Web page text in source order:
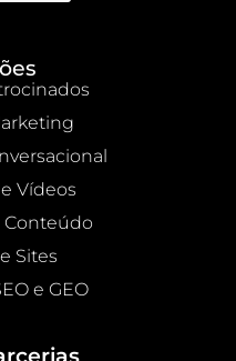
Vídeos
Conteúdo
Sites
e GEO